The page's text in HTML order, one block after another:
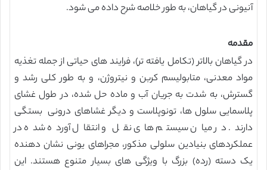
آنیونی در گیاهان، به طور خلاصه شرح داده می شود.
مقدمه
در گیاهان بالاتر (تکامل یافته تر)، فرایند های حیاتی از جمله تغذیه
مواد معدنی، متابولیسم کربن و نیتروژن، و به طور کلی رشد و
گسترش، به شدت به جریان آب و ماده حل شده، در طول غشای
پلاسمایی سلول ها، تونوپلاست و دیگر غشاهای درونی بستگی
دارند. در میان سیستم های نقل و انتقال آورده شده در
عملکردهای بنیادین سلولی مذکور، مجراهای یونی نشان دهنده
یک دسته (رده) بزرگ با ویژگی های بسیار متنوع هستند. این